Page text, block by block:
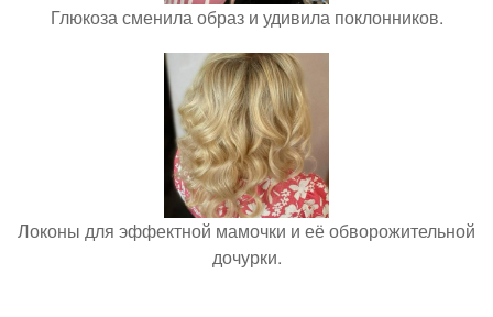
Глюкоза сменила образ и удивила поклонников.
Локоны для эффектной мамочки и её обворожительной
дочурки.